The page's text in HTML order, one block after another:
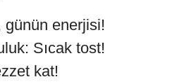
günün enerjisi!
Sıcak tost!
kat!